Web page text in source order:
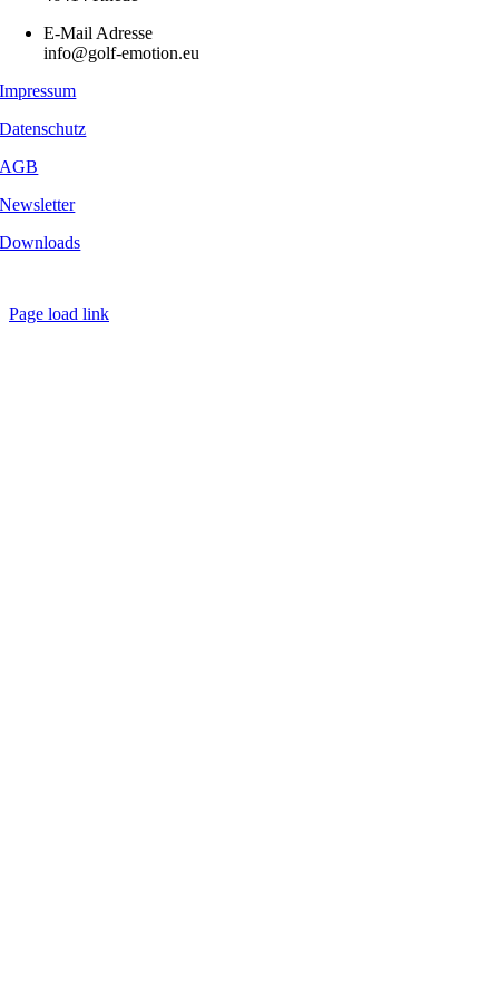
E-Mail Adresse
info@golf-emotion.eu
Impressum
Datenschutz
AGB
Newsletter
Downloads
Page load link